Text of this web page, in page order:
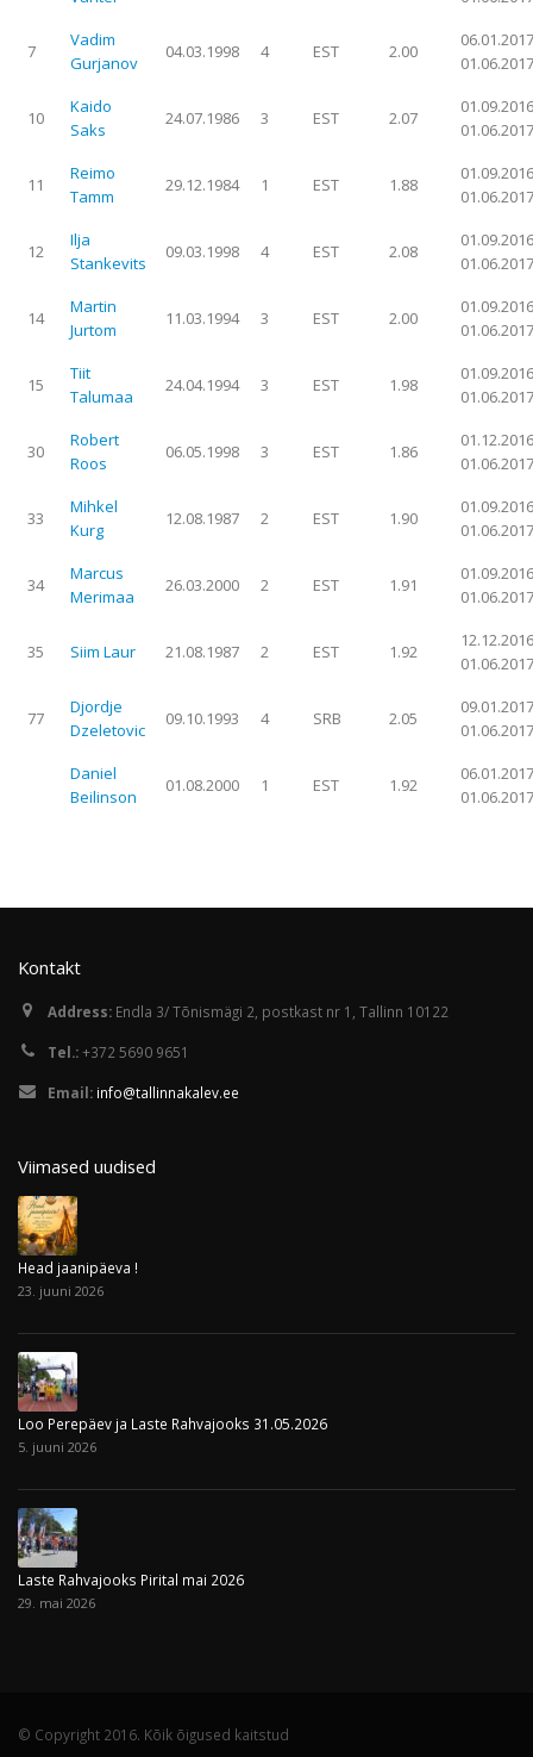
7
Vadim
Gurjanov
04.03.1998 4 EST 2.00
01.06.2017
10
Kaido
Saks
24.07.1986 3 EST 2.07
01.06.2017
11
Reimo
Tamm
29.12.1984 1 EST 1.88
01.06.2017
12
Ilja
Stankevits
09.03.1998 4 EST 2.08
01.06.2017
14
Martin
Jurtom
11.03.1994 3 EST 2.00
01.06.2017
15
Tiit
Talumaa
24.04.1994 3 EST 1.98
01.06.2017
30
Robert
Roos
06.05.1998 3 EST 1.86
01.06.2017
33
Mihkel
Kurg
12.08.1987 2 EST 1.90
01.06.2017
34
Marcus
Merimaa
26.03.2000 2 EST 1.91
01.06.2017
35 Siim Laur 21.08.1987 2 EST 1.92
01.06.2017
77
Djordje
Dzeletovic
09.10.1993 4 SRB 2.05
01.06.2017
Daniel
Beilinson
01.08.2000 1 EST 1.92
01.06.2017
Kontakt
Address: Endla 3/ Tõnismägi 2, postkast nr 1, Tallinn 10122
Tel.:+372 5690 9651
Email: info@tallinnakalev.ee
Viimased uudised
Head jaanipäeva !
23. juuni 2026
Loo Perepäev ja Laste Rahvajooks 31.05.2026
5. juuni 2026
Laste Rahvajooks Pirital mai 2026
29. mai 2026
© Copyright 2016. Kõik õigused kaitstud